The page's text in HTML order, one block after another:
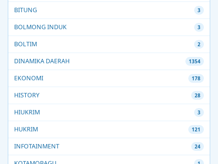
BITUNG 3
BOLMONG INDUK 3
BOLTIM 2
DINAMIKA DAERAH 1354
EKONOMI 178
HISTORY 28
HIUKRIM 3
HUKRIM 121
INFOTAINMENT 24